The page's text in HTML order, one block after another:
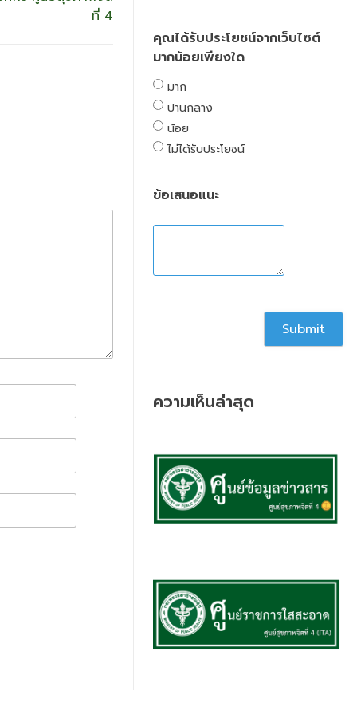
ที่ 4
คุณได้รับประโยชน์จากเว็บไซต์
มากน้อยเพียงใด
มาก
ปานกลาง
น้อย
ไม่ได้รับประโยชน์
ข้อเสนอแนะ
ความเห็นล่าสุด